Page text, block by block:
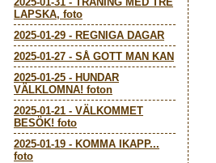
LAPSKA, foto
2025-01-29 - REGNIGA DAGAR
2025-01-27 - SÅ GOTT MAN KAN
2025-01-25 - HUNDAR
VÄLKLOMNA! foton
2025-01-21 - VÄLKOMMET
BESÖK! foto
2025-01-19 - KOMMA IKAPP...
foto